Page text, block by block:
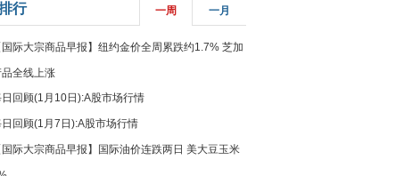
行 一周 一月
国际大宗商品早报】纽约金价全周累跌约1.7% 芝加
全线上涨
回顾(1月10日):A股市场行情
回顾(1月7日):A股市场行情
国际大宗商品早报】国际油价连跌两日 美大豆玉米